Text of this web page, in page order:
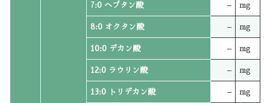
7:0 ヘプタン酸 – mg
8:0 オクタン酸 – mg
10:0 デカン酸 – mg
12:0 ラウリン酸 – mg
13:0 トリデカン酸 – mg